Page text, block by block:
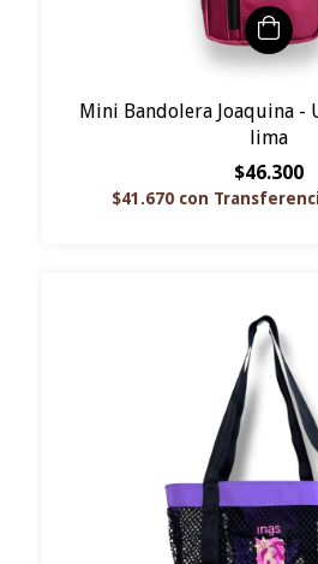
Mini Bandolera Joaquina -
lima
$46.300
$41.670 con